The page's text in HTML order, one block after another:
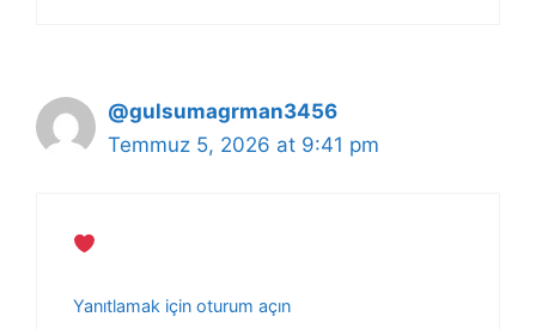
@gulsumagrman3456
Temmuz 5, 2026 at 9:41 pm
Yanıtlamak için oturum açın